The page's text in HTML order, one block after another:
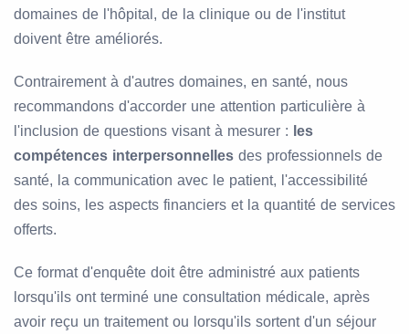
domaines de l'hôpital, de la clinique ou de l'institut
doivent être améliorés.
Contrairement à d'autres domaines, en santé, nous
recommandons d'accorder une attention particulière à
l'inclusion de questions visant à mesurer : les
compétences interpersonnelles des professionnels de
santé, la communication avec le patient, l'accessibilité
des soins, les aspects financiers et la quantité de services
offerts.
Ce format d'enquête doit être administré aux patients
lorsqu'ils ont terminé une consultation médicale, après
avoir reçu un traitement ou lorsqu'ils sortent d'un séjour